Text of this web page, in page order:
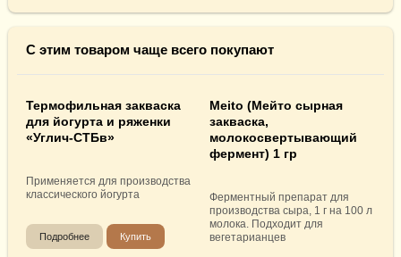
С этим товаром чаще всего покупают
Термофильная закваска
для йогурта и ряженки
«Углич-СТБв»
Применяется для производства
классического йогурта
Подробнее Купить
Meito (Мейто сырная
закваска,
молокосвертывающий
фермент) 1 гр
Ферментный препарат для
производства сыра, 1 г на 100 л
молока. Подходит для
вегетарианцев